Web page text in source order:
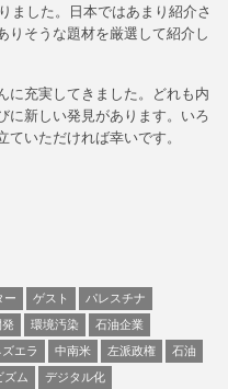
ました。日本ではあまり紹介さ
りそうな題材を厳選して紹介し
に充実してきました。どれも内
に新しい発見があります。いろ
いただければ幸いです。
ー ゲスト
パレスチナ
発 環境汚染
石油企業
エラ 中南米 左派政権
石油
ズム デジタル化